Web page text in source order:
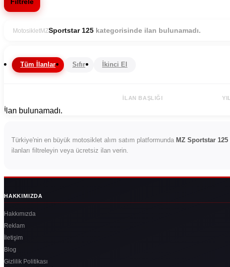
MotosikletMZSportstar 125 kategorisinde ilan bulunamadı.
Tüm İlanlar Sıfır İkinci El
İLAN BAŞLIĞI YIL
İlan bulunamadı.
Türkiye'nin en büyük motosiklet alım satım platformunda MZ Sportstar 125
ilanları filtreleyin veya ücretsiz ilan verin.
HAKKIMIZDA
Hakkımızda
Reklam
İletişim
Blog
Gizlilik Politikası